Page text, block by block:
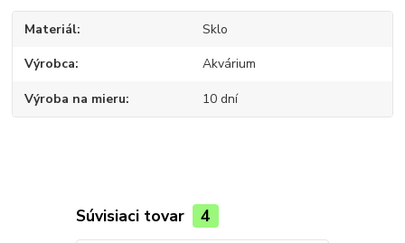
Materiál Sklo
Výrobca Akvárium
Výroba na mieru 10 dní
Súvisiaci tovar 4